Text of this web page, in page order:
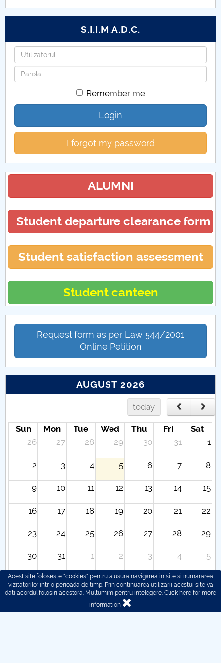
S.I.I.M.A.D.C.
Username
Password
Remember me
Login
I forgot my password
ALUMNI
Student departure clearance form
Student satisfaction assessment
Student canteen
Request form as per Law 544/2001
Online Petition
AUGUST 2026
today
Sun Mon Tue Wed Thu Fri
Sat
26
27 28 29 30 31 1
2 3 4 5 6 7 8
9 10 11 12 13 14 15
16 17 18 19 20 21 22
23 24 25 26 27 28 29
30 31 1 2 3 4 5
Acest site foloseste "cookies" pentru a usura navigarea in site si numararea
vizitatorilor intr-o perioada de timp. Prin continuarea utilizarii acestui site va
dati acordul folosiri acestora. Multumim pentru intelegere. Click here for more
information